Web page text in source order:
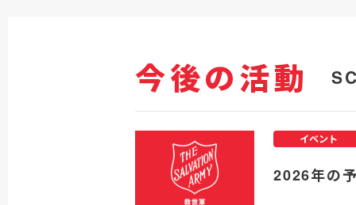
今後の活動
2026年の
イベント